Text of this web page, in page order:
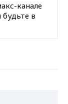
канале
в